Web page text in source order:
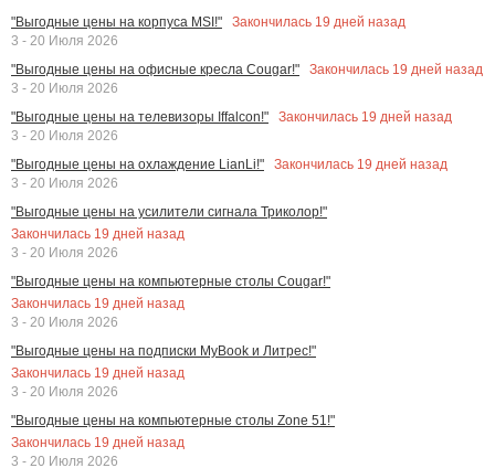
"Выгодные цены на корпуса MSI!"
Закончилась 19 дней назад
3 - 20 Июля 2026
"Выгодные цены на офисные кресла Cougar!"
Закончилась 19 дней назад
3 - 20 Июля 2026
"Выгодные цены на телевизоры Iffalcon!"
Закончилась 19 дней назад
3 - 20 Июля 2026
"Выгодные цены на охлаждение LianLi!"
Закончилась 19 дней назад
3 - 20 Июля 2026
"Выгодные цены на усилители сигнала Триколор!"
Закончилась 19 дней назад
3 - 20 Июля 2026
"Выгодные цены на компьютерные столы Cougar!"
Закончилась 19 дней назад
3 - 20 Июля 2026
"Выгодные цены на подписки MyBook и Литрес!"
Закончилась 19 дней назад
3 - 20 Июля 2026
"Выгодные цены на компьютерные столы Zone 51!"
Закончилась 19 дней назад
3 - 20 Июля 2026